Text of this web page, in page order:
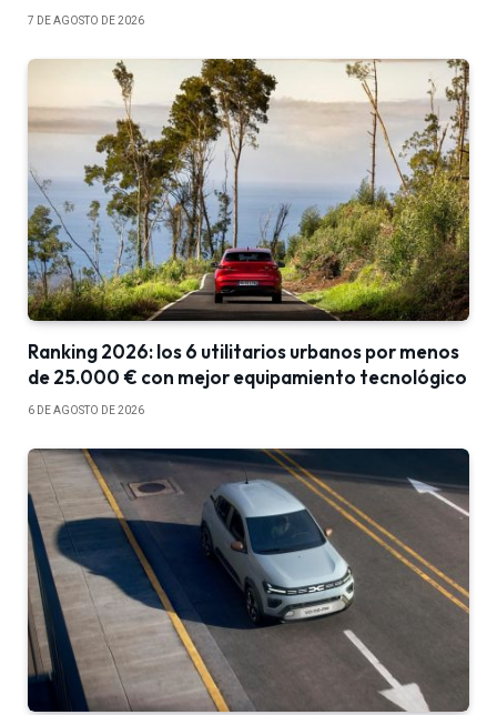
7 DE AGOSTO DE 2026
Ranking 2026: los 6 utilitarios urbanos por menos
de 25.000 € con mejor equipamiento tecnológico
6 DE AGOSTO DE 2026